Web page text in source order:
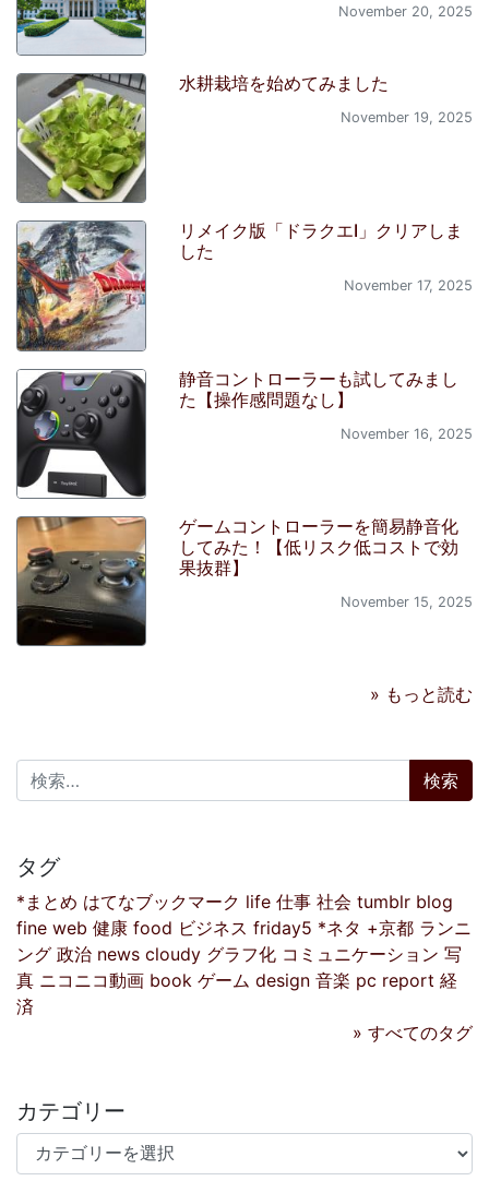
November 20, 2025
水耕栽培を始めてみました
November 19, 2025
リメイク版「ドラクエI」クリアしま
した
November 17, 2025
静音コントローラーも試してみまし
た【操作感問題なし】
November 16, 2025
ゲームコントローラーを簡易静音化
してみた！【低リスク低コストで効
果抜群】
November 15, 2025
» もっと読む
検索:
タグ
*まとめ はてなブックマーク life 仕事 社会 tumblr blog
fine web 健康 food ビジネス friday5 *ネタ +京都 ランニ
ング 政治 news cloudy グラフ化 コミュニケーション 写
真 ニコニコ動画 book ゲーム design 音楽 pc report 経
済
» すべてのタグ
カテゴリー
カテゴリー